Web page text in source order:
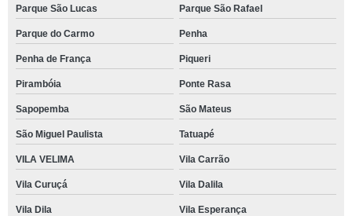
Parque São Lucas Parque São Rafael
Parque do Carmo Penha
Penha de França Piqueri
Pirambóia Ponte Rasa
Sapopemba São Mateus
São Miguel Paulista Tatuapé
VILA VELIMA Vila Carrão
Vila Curuçá Vila Dalila
Vila Dila Vila Esperança